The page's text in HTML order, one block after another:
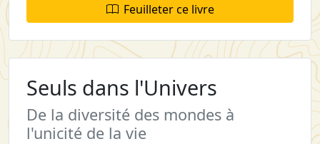
Feuilleter ce livre
Seuls dans l'Univers
De la diversité des mondes à
l'unicité de la vie